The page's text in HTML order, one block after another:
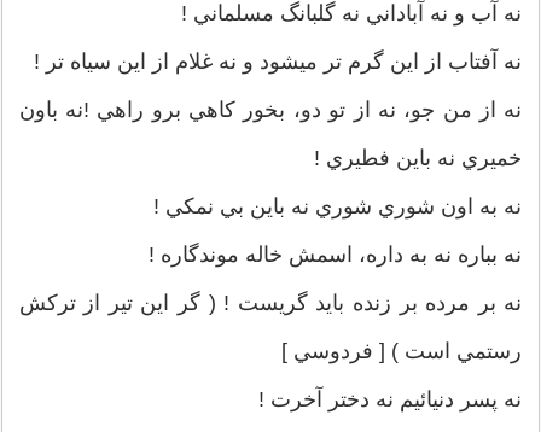
نه آب و نه آباداني نه گلبانگ مسلماني !
نه آفتاب از اين گرم تر ميشود و نه غلام از اين سياه تر !
نه از من جو، نه از تو دو، بخور كاهي برو راهي !نه باون
خميري نه باين فطيري !
نه به اون شوري شوري نه باين بي نمكي !
نه بباره نه به داره، اسمش خاله موندگاره !
نه بر مرده بر زنده بايد گريست ! ( گر اين تير از تركش
رستمي است ) [ فردوسي ]
نه پسر دنيائيم نه دختر آخرت !